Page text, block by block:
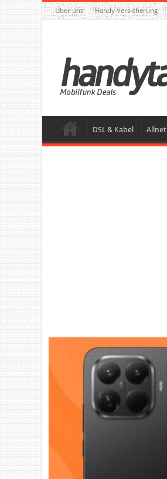
Über uns Handy Versicherung
DSL & Kabel Allnet